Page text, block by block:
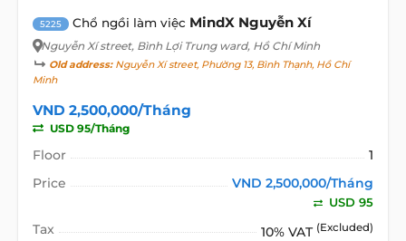
5225 Chổ ngồi làm việc MindX Nguyễn Xí
Nguyễn Xí street, Bình Lợi Trung ward, Hồ Chí Minh
Old address:Nguyễn Xí street, Phường 13, Bình Thạnh, Hồ Chí
Minh
VND 2,500,000/Tháng
USD 95/Tháng
Floor
1
Price
VND 2,500,000/Tháng
USD 95
Tax 10% VAT (Excluded)